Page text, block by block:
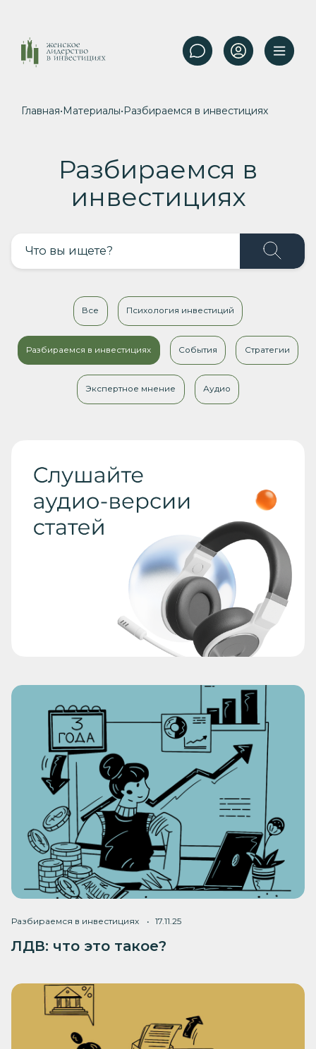
Главная•Материалы•Разбираемся в инвестициях
Разбираемся в
инвестициях
Все Психология инвестиций
Разбираемся в инвестициях События Стратегии
Экспертное мнение Аудио
Разбираемся в инвестициях 17.11.25
ЛДВ: что это такое?